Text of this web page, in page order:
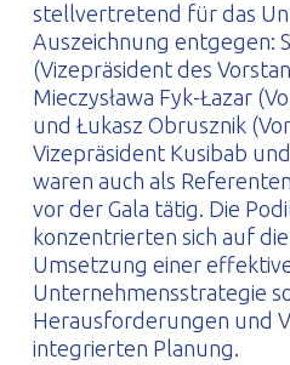
stellvertretend für das
Auszeichnung entgegen:
(Vizepräsident des
Mieczysława Fyk-Łazar
und Łukasz Obrusznik
Vizepräsident Kusibab
waren auch als
vor der Gala tätig. Die
konzentrierten sich auf
Umsetzung einer
Unternehmensstrategie
Herausforderungen und
integrierten Planung.